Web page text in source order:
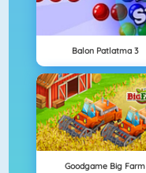
Balon Patlatma 3
Goodgame Big Farm